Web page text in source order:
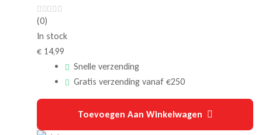
(0)
In stock
€ 14,99
Snelle verzending
Gratis verzending vanaf €250
Toevoegen Aan Winkelwagen